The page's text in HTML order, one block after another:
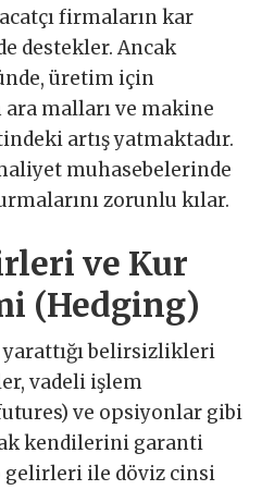
firmaların kar
destekler. Ancak
üretim için
malları ve makine
artış yatmaktadır.
muhasebelerinde
zorunlu kılar.
ve Kur
(Hedging)
belirsizlikleri
vadeli işlem
ve opsiyonlar gibi
kendilerini garanti
gelirleri ile döviz cinsi